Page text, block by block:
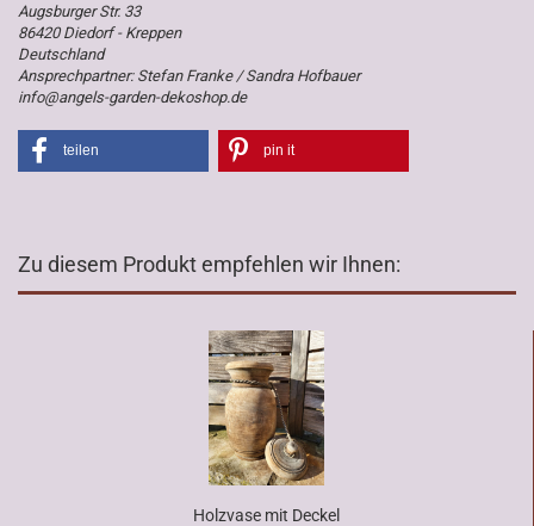
Augsburger Str. 33
86420 Diedorf - Kreppen
Deutschland
Ansprechpartner: Stefan Franke / Sandra Hofbauer
info@angels-garden-dekoshop.de
teilen pin it
Zu diesem Produkt empfehlen wir Ihnen:
Holzvase mit Deckel